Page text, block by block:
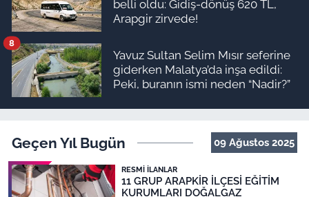
belli oldu: Gidiş-dönüş 620 TL,
Arapgir zirvede!
Yavuz Sultan Selim Mısır seferine
giderken Malatya’da inşa edildi:
Peki, buranın ismi neden “Nadir?”
8
Geçen Yıl Bugün 09 Ağustos 2025
RESMI İLANLAR
11 GRUP ARAPKİR İLÇESİ EĞİTİM
KURUMLARI DOĞALGAZ